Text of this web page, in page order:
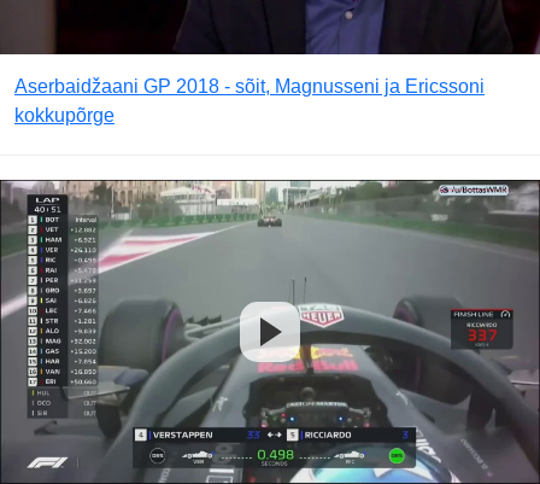
Aserbaidžaani GP 2018 - sõit, Magnusseni ja Ericssoni
kokkupõrge